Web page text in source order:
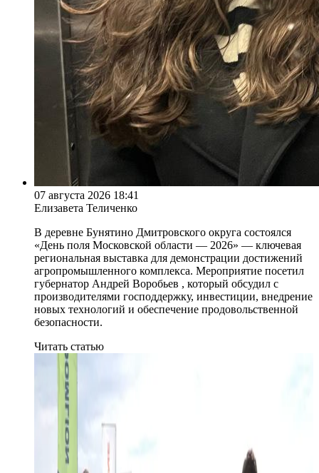
07 августа 2026 18:41
Елизавета Теличенко
В деревне Бунятино Дмитровского округа состоялся
«День поля Московской области — 2026» — ключевая
региональная выставка для демонстрации достижений
агропромышленного комплекса. Мероприятие посетил
губернатор Андрей Воробьев , который обсудил с
производителями господдержку, инвестиции, внедрение
новых технологий и обеспечение продовольственной
безопасности.
Читать статью